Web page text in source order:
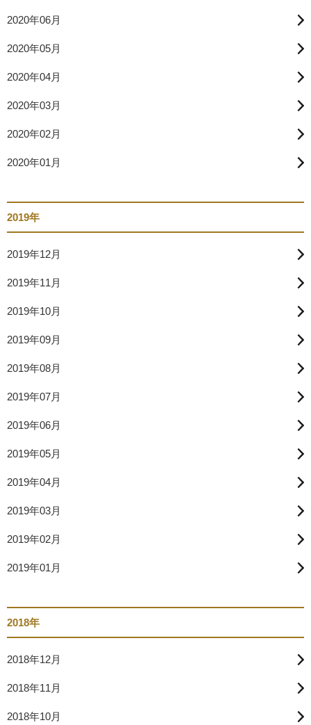
2020年06月
2020年05月
2020年04月
2020年03月
2020年02月
2020年01月
2019年
2019年12月
2019年11月
2019年10月
2019年09月
2019年08月
2019年07月
2019年06月
2019年05月
2019年04月
2019年03月
2019年02月
2019年01月
2018年
2018年12月
2018年11月
2018年10月